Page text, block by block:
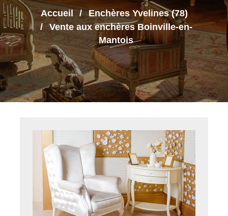
Accueil
Enchères Yvelines (78)
Vente aux enchères Boinville-en-
Mantois